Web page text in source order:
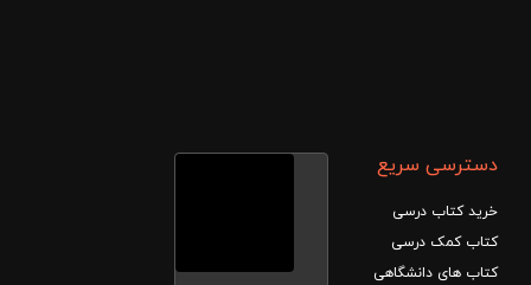
دسترسی سریع
خرید کتاب درسی
کتاب کمک درسی
کتاب های دانشگاهی